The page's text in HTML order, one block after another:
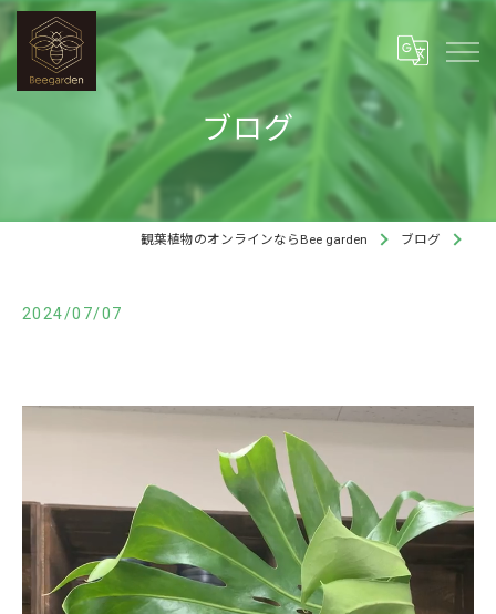
ブログ
観葉植物のオンラインならBee garden ブログ
2024/07/07